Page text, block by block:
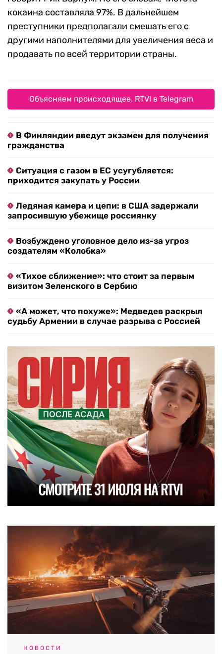
кокаина составляла 97%. В дальнейшем
преступники предполагали смешать его с
другими наполнителями для увеличения веса и
продавать по всей территории страны.
Объясняем происходящее. RTVI в Telegram
В Финляндии введут экзамен для получения
гражданства
Ситуация с газом в ЕС усугубляется:
приходится закупать у России
Ледяная камера и цепи: в США задержали
запросившую убежище россиянку
Возбуждено уголовное дело из-за угроз
создателям «Колобка»
«Тихое сближение»: что стоит за первым
визитом Зеленского в Сербию
«А может, что похуже»: Медведев раскрыл
судьбу Армении в случае разрыва с Россией
НОВОСТИ